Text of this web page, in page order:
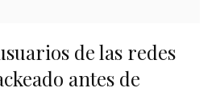
de las redes
antes de